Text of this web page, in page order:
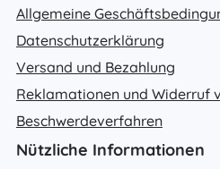
Allgemeine
Datenschutzerklärung
Versand und Bezahlung
Reklamationen und Widerruf
Beschwerdeverfahren
Nützliche Informationen